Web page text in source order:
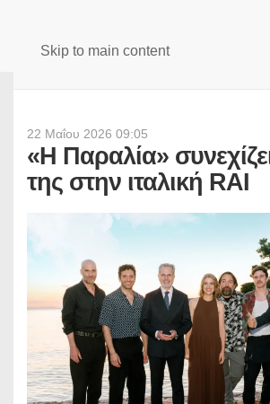
Skip to main content
22 Μαΐου 2026 09:05
«Η Παραλία» συνεχίζει
της στην ιταλική RAI